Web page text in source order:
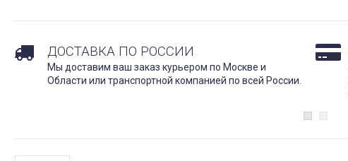
ДОСТАВКА ПО РОССИИ
Мы доставим ваш заказ курьером по Москве и
Области или транспортной компанией по всей России.